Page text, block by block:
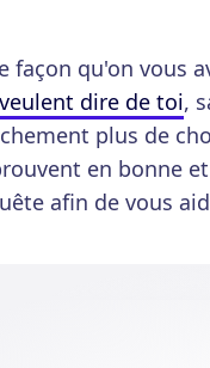
façon qu'on vous
dire de toi,
plus de
en bonne
afin de vous